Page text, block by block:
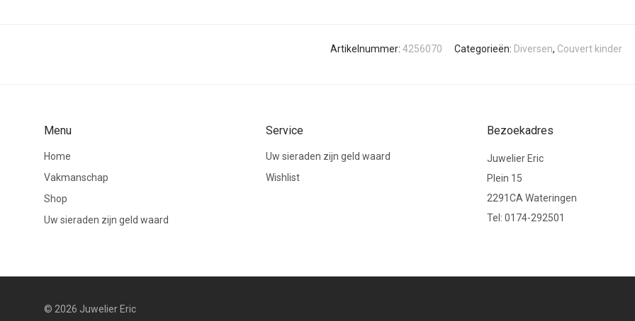
Artikelnummer: 4256070 Categorieën: Diversen, Couvert kinder
Menu
Home
Vakmanschap
Shop
Uw sieraden zijn geld waard
Service
Uw sieraden zijn geld waard
Wishlist
Bezoekadres
Juwelier Eric
Plein 15
2291CA Wateringen
Tel: 0174-292501
© 2026 Juwelier Eric